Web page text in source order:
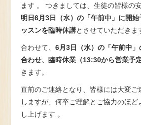
ます 。 つきましては、生徒の皆様の
明日6月3日（水）の「午前中」に開
ッスンを臨時休講とさせていただきま
合わせて、6月3日（水）の「午前中
合わせ、臨時休業（13:30から営業予定
きます。
直前のご連絡となり、皆様には大変ご
しますが、何卒ご理解とご協力のほど
し上げます 。